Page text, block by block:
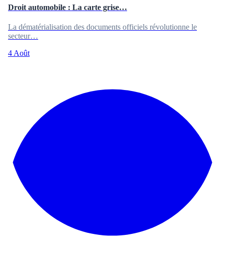
Droit automobile : La carte grise…
La dématérialisation des documents officiels révolutionne le
secteur…
4 Août